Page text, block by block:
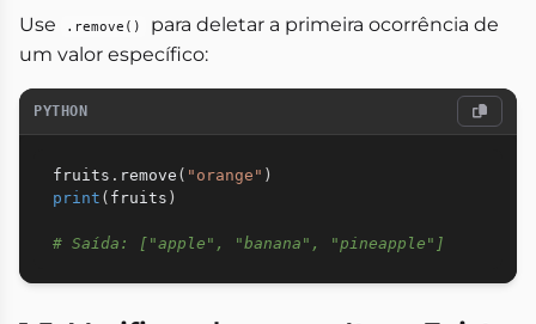
Use .remove()
para deletar a primeira ocorrência de
um valor específico:
PYTHON
fruits . remove ( "orange" )
print ( fruits )
# Saída: ["apple", "banana", "pineapple"]